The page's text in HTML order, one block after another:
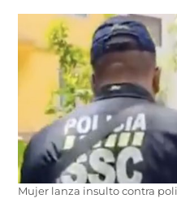
Mujer lanza insulto contra